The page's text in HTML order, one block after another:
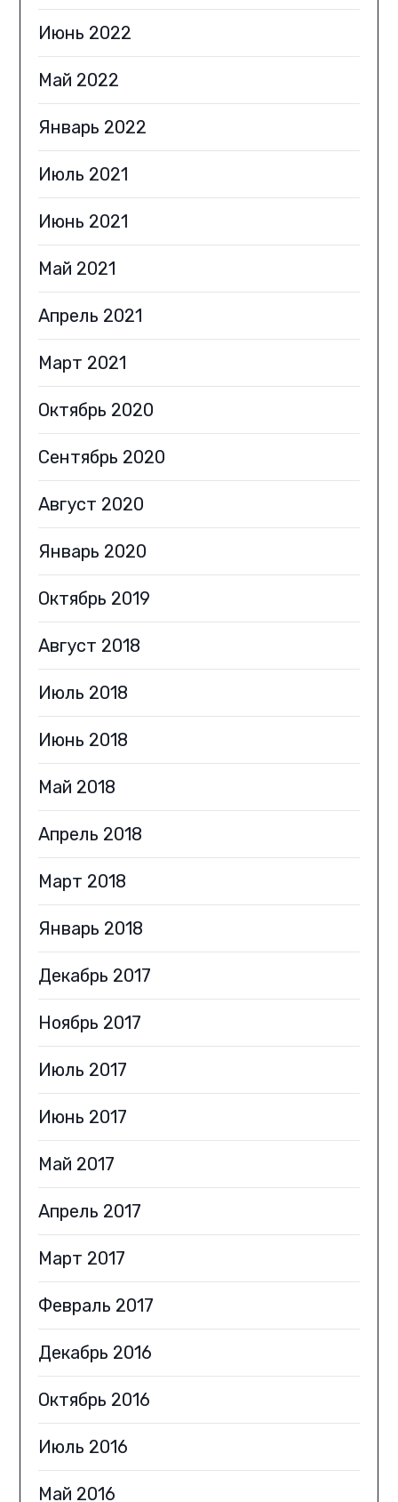
Июнь 2022
Май 2022
Январь 2022
Июль 2021
Июнь 2021
Май 2021
Апрель 2021
Март 2021
Октябрь 2020
Сентябрь 2020
Август 2020
Январь 2020
Октябрь 2019
Август 2018
Июль 2018
Июнь 2018
Май 2018
Апрель 2018
Март 2018
Январь 2018
Декабрь 2017
Ноябрь 2017
Июль 2017
Июнь 2017
Май 2017
Апрель 2017
Март 2017
Февраль 2017
Декабрь 2016
Октябрь 2016
Июль 2016
Май 2016